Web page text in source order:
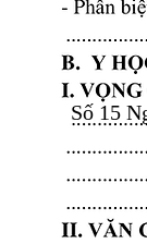
Số 15